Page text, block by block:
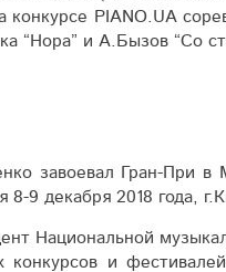
конкурсе PIANO.UA
“Нора” и А.Бызов “Со
завоевал Гран-При в
8-9 декабря 2018 года,
Национальной
конкурсов и